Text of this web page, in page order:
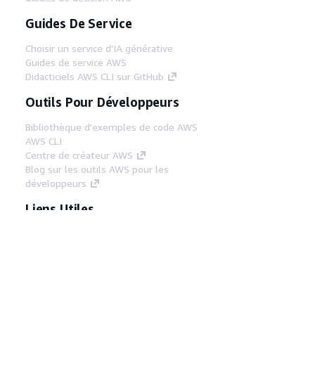
Guides De Service
Choisir un service d'IA générative
Guides de service AWS
Didacticiels AWS CLI sur GitHub
Outils Pour Développeurs
Bibliothèque d'exemples de code AWS
AWS CLI
Centre de créateur AWS
Blog sur les outils AWS pour les
développeurs
Liens Utiles